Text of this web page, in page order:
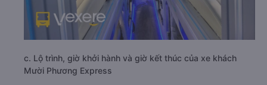
c. Lộ trình, giờ khởi hành và giờ kết thúc của xe khách
Mười Phương Express